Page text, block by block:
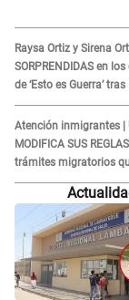
Raysa Ortiz y Sirena
SORPRENDIDAS en
de ‘Esto es Guerra’ tras
ENFRENTAMIENTO
Moisés: “Gracias”
Atención inmigrantes |
MODIFICA SUS
trámites migratorios
necesitar tu prueba de